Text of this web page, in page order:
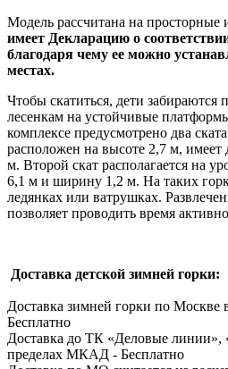
Модель рассчитана на просторные
имеет Декларацию о
благодаря чему ее можно
местах.
Чтобы скатиться, дети
лесенкам на устойчивые
комплексе предусмотрено два
расположен на высоте 2,7 м,
м. Второй скат располагается на
6,1 м и ширину 1,2 м. На таких
ледянках или ватрушках.
позволяет проводить время
Доставка детской зимней горки:
Доставка зимней горки по
Бесплатно
Доставка до ТК «Деловые
пределах МКАД - Бесплатно